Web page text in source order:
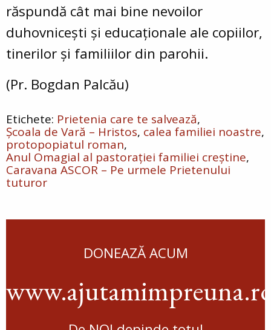
răspundă cât mai bine nevoilor
duhovnicești și educaționale ale copiilor,
tinerilor și familiilor din parohii.
(Pr. Bogdan Palcău)
Prietenia care te salvează
Școala de Vară – Hristos calea familiei noastre
protopopiatul roman
Anul Omagial al pastorației familiei creștine
Caravana ASCOR – Pe urmele Prietenului
tuturor
DONEAZĂ ACUM